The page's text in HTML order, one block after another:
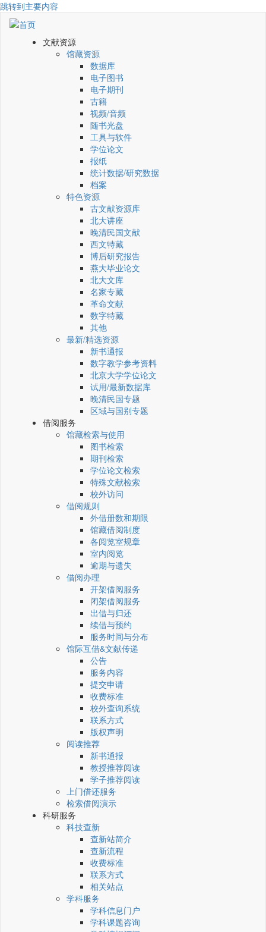
跳转到主要内容
文献资源
馆藏资源
数据库
电子图书
电子期刊
古籍
视频/音频
随书光盘
工具与软件
学位论文
报纸
统计数据/研究数据
档案
特色资源
古文献资源库
北大讲座
晚清民国文献
西文特藏
博后研究报告
燕大毕业论文
北大文库
名家专藏
革命文献
数字特藏
其他
最新/精选资源
新书通报
数字教学参考资料
北京大学学位论文
试用/最新数据库
晚清民国专题
区域与国别专题
借阅服务
馆藏检索与使用
图书检索
期刊检索
学位论文检索
特殊文献检索
校外访问
借阅规则
外借册数和期限
馆藏借阅制度
各阅览室规章
室内阅览
逾期与遗失
借阅办理
开架借阅服务
闭架借阅服务
出借与归还
续借与预约
服务时间与分布
馆际互借&文献传递
公告
服务内容
提交申请
收费标准
校外查询系统
联系方式
版权声明
阅读推荐
新书通报
教授推荐阅读
学子推荐阅读
上门借还服务
检索借阅演示
科研服务
科技查新
查新站简介
查新流程
收费标准
联系方式
相关站点
学科服务
学科信息门户
学科课题咨询